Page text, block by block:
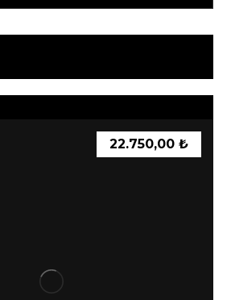
22.750,00 ₺